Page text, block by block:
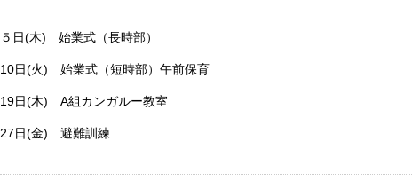
５日(木) 始業式（長時部）
10日(火) 始業式（短時部）午前保育
19日(木) A組カンガルー教室
27日(金) 避難訓練